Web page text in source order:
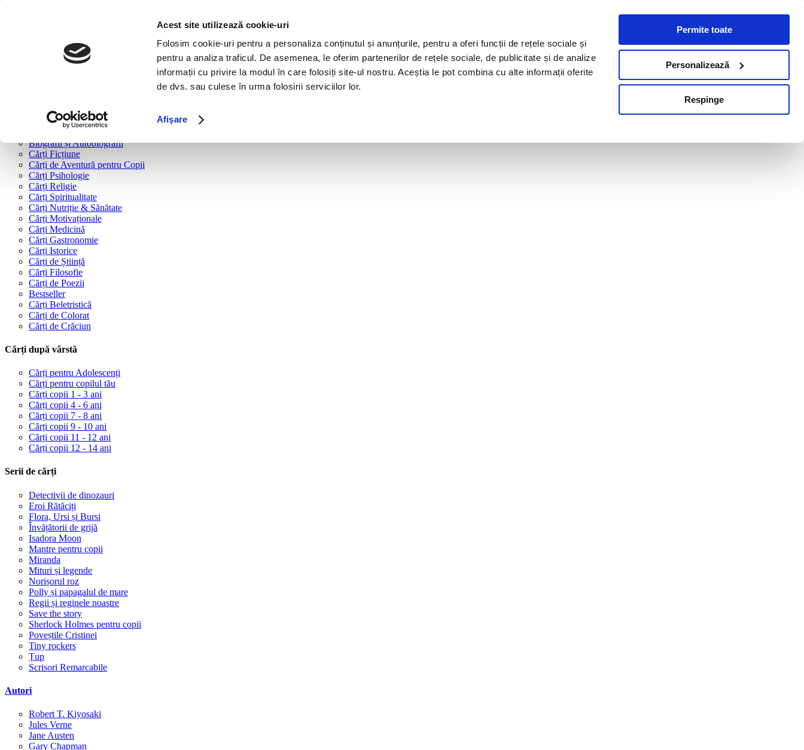
Acest site utilizează cookie-uri
Folosim cookie-uri pentru a personaliza conținutul și anunțurile, pentru a oferi funcții de rețele sociale și
pentru a analiza traficul. De asemenea, le oferim partenerilor de rețele sociale, de publicitate și de analize
informații cu privire la modul în care folosiți site-ul nostru. Aceștia le pot combina cu alte informații oferite
de dvs. sau culese în urma folosirii serviciilor lor.
Afişare
Permite toate
Personalizează
Respinge
Cărți după tipologie
Cărți Dezvoltare Personală
Cărți Familie & Cuplu
Biografii și Autobiografii
Cărți Ficțiune
Cărți de Aventură pentru Copii
Cărți Psihologie
Cărți Religie
Cărți Spiritualitate
Cărți Nutriție & Sănătate
Cărți Motivaționale
Cărți Medicină
Cărți Gastronomie
Cărți Istorice
Cărți de Știință
Cărți Filosofie
Cărți de Poezii
Bestseller
Cărți Beletristică
Cărți de Colorat
Cărți de Crăciun
Cărți după vârstă
Cărți pentru Adolescenți
Cărți pentru copilul tău
Cărți copii 1 - 3 ani
Cărți copii 4 - 6 ani
Cărți copii 7 - 8 ani
Cărți copii 9 - 10 ani
Cărți copii 11 - 12 ani
Cărți copii 12 - 14 ani
Serii de cărți
Detectivii de dinozauri
Eroi Rătăciți
Flora, Ursi și Bursi
Învățătorii de grijă
Isadora Moon
Mantre pentru copii
Miranda
Mituri și legende
Norișorul roz
Polly și papagalul de mare
Regii și reginele noastre
Save the story
Sherlock Holmes pentru copii
Poveștile Cristinei
Tiny rockers
Țup
Scrisori Remarcabile
Autori
Robert T. Kiyosaki
Jules Verne
Jane Austen
Gary Chapman